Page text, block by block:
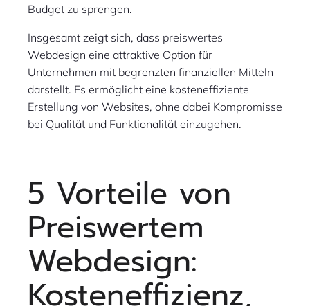
Budget zu sprengen.
Insgesamt zeigt sich, dass preiswertes
Webdesign eine attraktive Option für
Unternehmen mit begrenzten finanziellen Mitteln
darstellt. Es ermöglicht eine kosteneffiziente
Erstellung von Websites, ohne dabei Kompromisse
bei Qualität und Funktionalität einzugehen.
5 Vorteile von
Preiswertem
Webdesign:
Kosteneffizienz,